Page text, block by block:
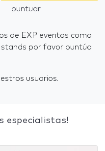
puntuar
de EXP eventos como
por favor puntúa
usuarios.
especialistas!